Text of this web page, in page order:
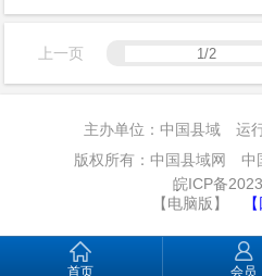
上一页
主办单位：中国县域 运
版权所有：中国县域网 中
皖ICP备
【电脑版】
首页 会员